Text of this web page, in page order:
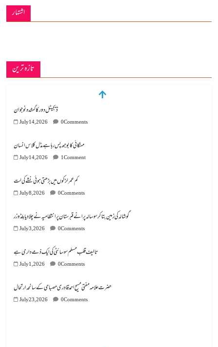
اشتہار
تازہ ترین
ڈیجیٹل دور کا گمشدہ نوجوان
July 14, 2026 0 Comments
مہنگائی کا بوجھ پس رہا ہے مڈل کلاس انسان
July 14, 2026 1 Comment
کم عمر لڑکوں میں بڑھتی ہوئی نشے کی لت
July 8, 2026 0 Comments
گوشالہ کی زمین بتا کر سوسالہ پرانے قبرستان پر انتظامیہ نے چلا دیا بلڈوزر
July 3, 2026 0 Comments
تالیف قلب مسلم سوسائٹی کی ایک ذمے داری ہے
July 1, 2026 0 Comments
July 23, 2026 0 Comments